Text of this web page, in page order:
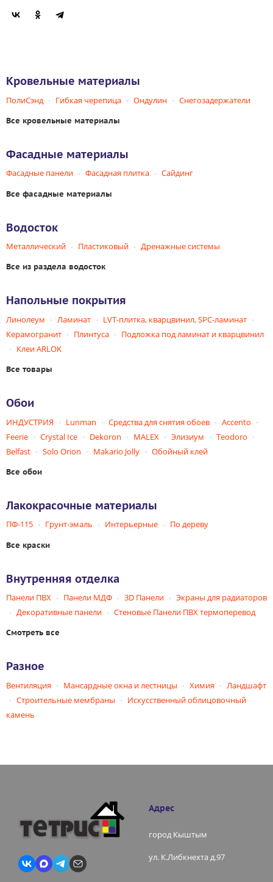
Кровельные материалы
ПолиСэнд Гибкая черепица Ондулин Снегозадержатели
Все кровельные материалы
Фасадные материалы
Фасадные панели Фасадная плитка Сайдинг
Все фасадные материалы
Водосток
Металлический Пластиковый Дренажные системы
Все из раздела водосток
Напольные покрытия
Линолеум Ламинат
LVT-плитка, кварцвинил, SPC-ламинат
Керамогранит
Плинтуса
Подложка под ламинат и кварцвинил
Клеи ARLOK
Все товары
Обои
ИНДУСТРИЯ Lunman Средства для снятия обоев
Accento
Feerie
Crystal Ice Dekoron MALEX Элизиум
Teodoro
Belfast
Solo Orion Makario Jolly Обойный клей
Все обои
Лакокрасочные материалы
ПФ-115 Грунт-эмаль Интерьерные По дереву
Все краски
Внутренняя отделка
Панели ПВХ Панели МДФ 3D Панели
Экраны для радиаторов
Декоративные панели
Стеновые Панели ПВХ термоперевод
Смотреть все
Разное
Вентиляция Мансардные окна и лестницы Химия
Ландшафт
Строительные мембраны
Искусственный облицовочный
камень
Адрес
город Кыштым
ул. К.Либкнехта д.97